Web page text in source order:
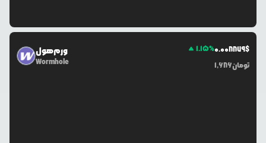
ورم‌هول
Wormhole
1.15%0.008879$
1,686تومان